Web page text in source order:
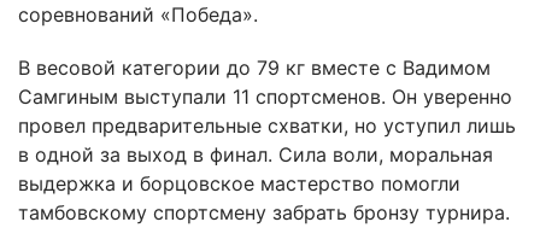
соревнований «Победа».
В весовой категории до 79 кг вместе с Вадимом
Самгиным выступали 11 спортсменов. Он уверенно
провел предварительные схватки, но уступил лишь
в одной за выход в финал. Сила воли, моральная
выдержка и борцовское мастерство помогли
тамбовскому спортсмену забрать бронзу турнира.